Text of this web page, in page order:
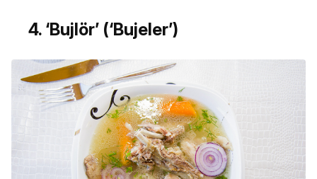
4. ‘Bujlör’ (‘Bujeler’)